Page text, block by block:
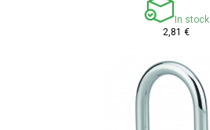
In stock
2,81 €